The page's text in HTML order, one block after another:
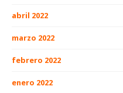
abril 2022
marzo 2022
febrero 2022
enero 2022